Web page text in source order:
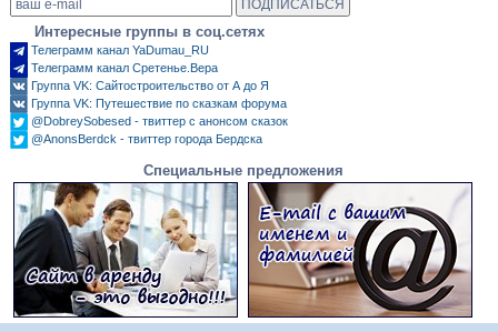
Интересные группы в соц.сетях
Телеграмм канал YaDumau_RU
Телеграмм канал Сретенье.Вера
Группа VK: Сайтостроительство от А до Я
Группа VK: Путешествие по сказкам форума
@DobreySobesed - твиттер с анонсом сказок
@AnonsBerdck - твиттер города Бердска
Специальные предложения